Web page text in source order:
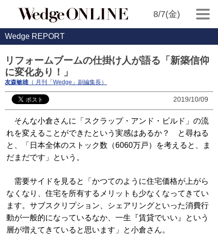
8/7(金)
Wedge REPORT
リフォームブームの仕掛け人が語る「新築信仰
に変化あり！」
友森敏雄（ 月刊「Wedge」副編集長）
2019/10/09
そんな小倉さんに「スクラップ・アンド・ビルド」の流
れを変えることができたという実感はあるか？ と尋ねる
と、「日本全体のストック数（6060万戸）を考えると、ま
だまだです」という。
需要サイドを見ると「かつてのように住宅価格が上がら
なくなり、住宅を所有するメリットも少なくなってきてい
ます。サブスクリプション、シェアリングといった消費行
動が一般的になっているなか、一生『賃貸でいい』という
層が増えてきていると思います」と小倉さん。